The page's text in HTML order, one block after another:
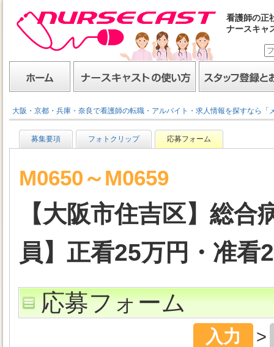
看護師の正
ナースキャ
大阪・京都・兵庫・奈良で看護師の転職・アルバイト・求人情報を探すなら「
募集要項 フォトクリップ 応募フォーム
M0650～M0659
【大阪市住吉区】総
員】正看25万円・准看
応募フォーム
入力 >